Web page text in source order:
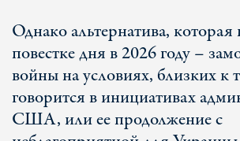
Однако альтернатива, которая
повестке дня в 2026 году –
войны на условиях, близких к
говорится в инициативах
США, или ее продолжение с